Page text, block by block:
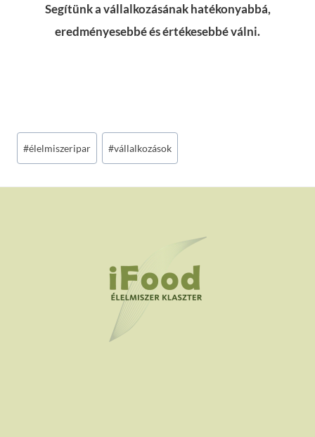
Segítünk a vállalkozásának hatékonyabbá,
eredményesebbé és értékesebbé válni.
Post
Tags:
#élelmiszeripar #vállalkozások